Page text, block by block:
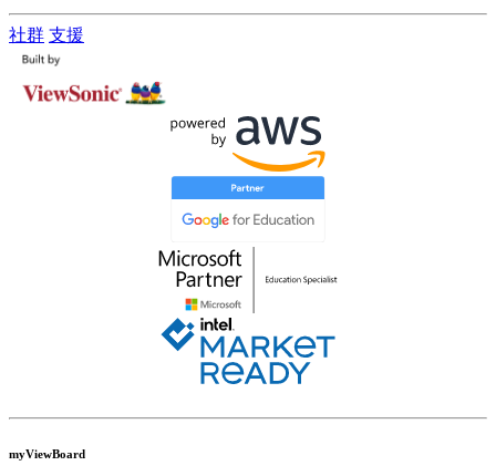
社群 支援
myViewBoard